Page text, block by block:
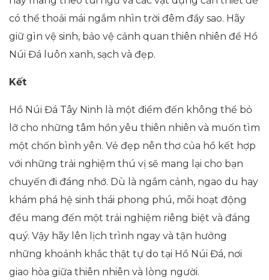
có thể thoải mái ngắm nhìn trời đêm đầy sao. Hãy
giữ gìn vệ sinh, bảo vệ cảnh quan thiên nhiên để Hồ
Núi Đá luôn xanh, sạch và đẹp.
Kết
Hồ Núi Đá Tây Ninh là một điểm đến không thể bỏ
lỡ cho những tâm hồn yêu thiên nhiên và muốn tìm
một chốn bình yên. Vẻ đẹp nên thơ của hồ kết hợp
với những trải nghiệm thú vị sẽ mang lại cho bạn
chuyến đi đáng nhớ. Dù là ngắm cảnh, ngao du hay
khám phá hệ sinh thái phong phú, mỗi hoạt động
đều mang đến một trải nghiệm riêng biệt và đáng
quý. Vậy hãy lên lịch trình ngay và tận hưởng
những khoảnh khắc thật tự do tại Hồ Núi Đá, nơi
giao hòa giữa thiên nhiên và lòng người.